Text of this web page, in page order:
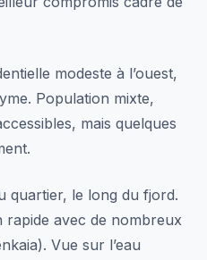
modeste à l’ouest,
Population mixte,
mais quelques
quartier, le long du fjord.
avec de nombreux
Vue sur l’eau